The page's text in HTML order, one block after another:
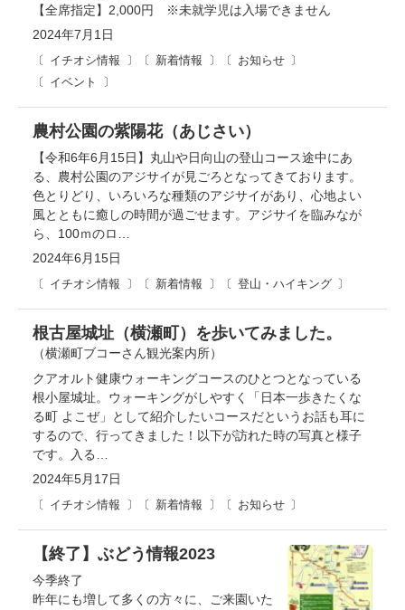
2024年7月1日
イチオシ情報 新着情報
お知らせ
イベント
【全席指定】2,000円 ※未就学児は入場できません
2024年6月15日
イチオシ情報 新着情報 登山・ハイキング
農村公園の紫陽花（あじさい）
【令和6年6月15日】丸山や日向山の登山コース途中にあ
る、農村公園のアジサイが見ごろとなってきております。
色とりどり、いろいろな種類のアジサイがあり、心地よい
風とともに癒しの時間が過ごせます。アジサイを臨みなが
ら、100ｍのロ…
2024年5月17日
イチオシ情報 新着情報 お知らせ
根古屋城址（横瀬町）を歩いてみました。
（横瀬町ブコーさん観光案内所）
クアオルト健康ウォーキングコースのひとつとなっている
根小屋城址。ウォーキングがしやすく「日本一歩きたくな
る町 よこぜ」として紹介したいコースだというお話も耳に
するので、行ってきました！以下が訪れた時の写真と様子
です。入る…
【終了】ぶどう情報2023
今季終了
昨年にも増して多くの方々に、ご来園いた